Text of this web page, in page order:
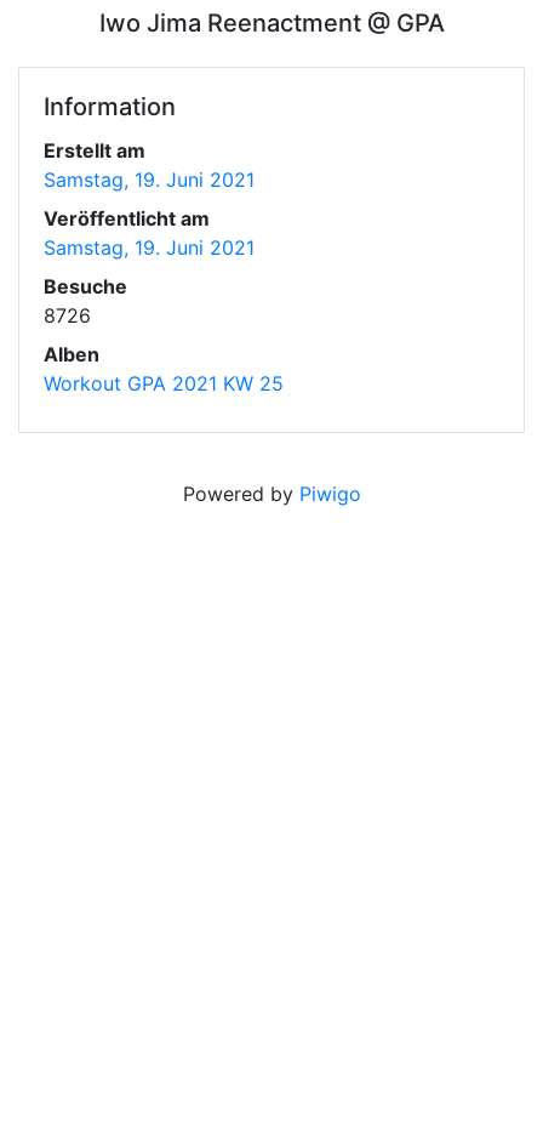
Iwo Jima Reenactment @ GPA
Information
Erstellt am
Samstag, 19. Juni 2021
Veröffentlicht am
Samstag, 19. Juni 2021
Besuche
8726
Alben
Workout GPA 2021 KW 25
Powered by Piwigo